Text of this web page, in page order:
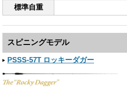
標準自重
スピニングモデル
PSSS-57T ロッキーダガー